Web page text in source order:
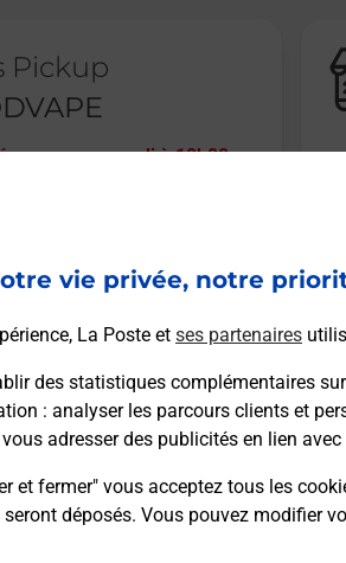
vie privée, notre
La Poste et ses partenaires
des statistiques complémentaires
: analyser les parcours clients et
adresser des publicités en lien
et fermer" vous acceptez tous les
déposés. Vous pouvez modifier
Pickup
-ouvre mercredi à 10h00
plus